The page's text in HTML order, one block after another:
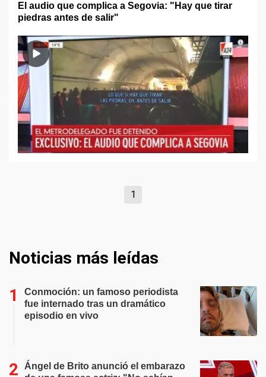
El audio que complica a Segovia: "Hay que tirar
piedras antes de salir"
1
Noticias más leídas
Conmoción: un famoso periodista
fue internado tras un dramático
episodio en vivo
Ángel de Brito anunció el embarazo